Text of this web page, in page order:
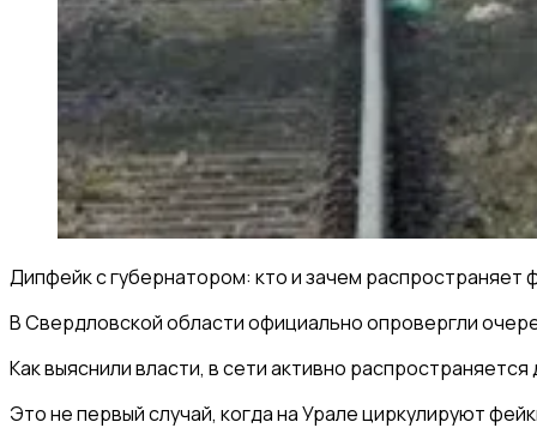
Дипфейк с губернатором: кто и зачем распространяет
В Свердловской области официально опровергли
Как выяснили власти, в сети активно
Это не первый случай, когда на Урале циркулируют